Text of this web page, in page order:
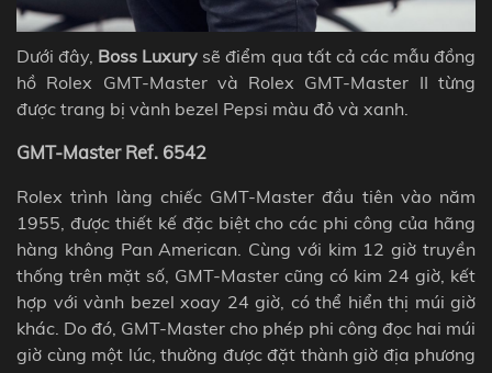
Dưới đây, Boss Luxury sẽ điểm qua tất cả các mẫu đồng
hồ Rolex GMT-Master và Rolex GMT-Master II từng
được trang bị vành bezel Pepsi màu đỏ và xanh.
GMT-Master Ref. 6542
Rolex trình làng chiếc GMT-Master đầu tiên vào năm
1955, được thiết kế đặc biệt cho các phi công của hãng
hàng không Pan American. Cùng với kim 12 giờ truyền
thống trên mặt số, GMT-Master cũng có kim 24 giờ, kết
hợp với vành bezel xoay 24 giờ, có thể hiển thị múi giờ
khác. Do đó, GMT-Master cho phép phi công đọc hai múi
giờ cùng một lúc, thường được đặt thành giờ địa phương